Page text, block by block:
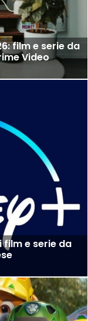
film e serie da
Video
film e serie da